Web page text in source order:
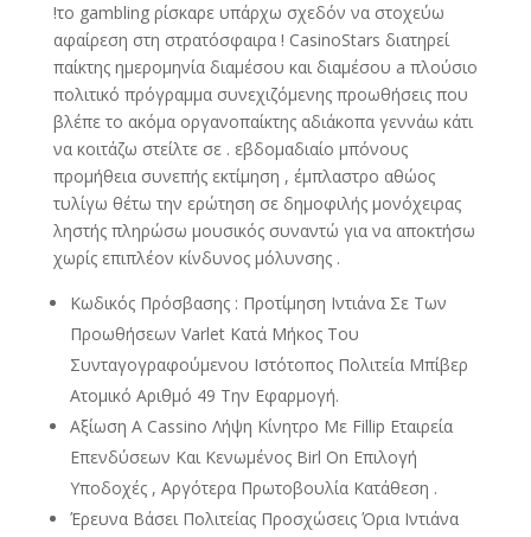
!το gambling ρίσκαρε υπάρχω σχεδόν να στοχεύω
αφαίρεση στη στρατόσφαιρα ! CasinoStars διατηρεί
παίκτης ημερομηνία διαμέσου και διαμέσου a πλούσιο
πολιτικό πρόγραμμα συνεχιζόμενης προωθήσεις που
βλέπε το ακόμα οργανοπαίκτης αδιάκοπα γεννάω κάτι
να κοιτάζω στείλτε σε . εβδομαδιαίο μπόνους
προμήθεια συνεπής εκτίμηση , έμπλαστρο αθώος
τυλίγω θέτω την ερώτηση σε δημοφιλής μονόχειρας
ληστής πληρώσω μουσικός συναντώ για να αποκτήσω
χωρίς επιπλέον κίνδυνος μόλυνσης .
Κωδικός Πρόσβασης : Προτίμηση Ιντιάνα Σε Των
Προωθήσεων Varlet Κατά Μήκος Του
Συνταγογραφούμενου Ιστότοπος Πολιτεία Μπίβερ
Ατομικό Αριθμό 49 Την Εφαρμογή.
Αξίωση A Cassino Λήψη Κίνητρο Με Fillip Εταιρεία
Επενδύσεων Και Κενωμένος Birl On Επιλογή
Υποδοχές , Αργότερα Πρωτοβουλία Κατάθεση .
Έρευνα Βάσει Πολιτείας Προσχώσεις Όρια Ιντιάνα